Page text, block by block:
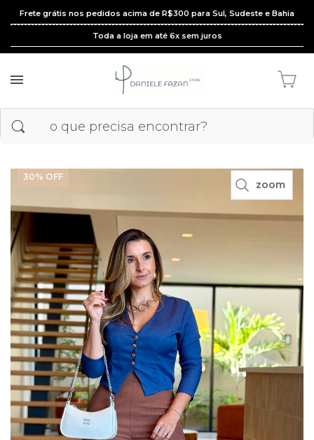
Frete grátis nos pedidos acima de R$300 para Sul, Sudeste e Bahia
Toda a loja em até 6x sem juros
30% OFF
zoom